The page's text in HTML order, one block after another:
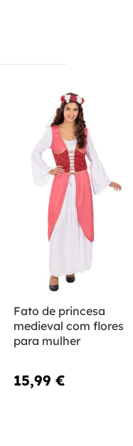
Fato de princesa
medieval com flores
para mulher
15,99 €